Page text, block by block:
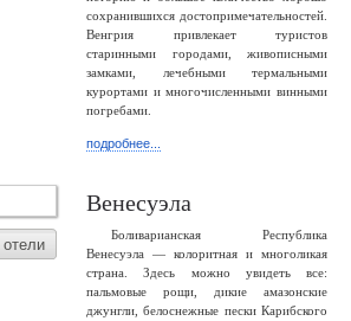
сохранившихся достопримечательностей.
Венгрия привлекает туристов
старинными городами, живописными
замками, лечебными термальными
курортами и многочисленными винными
погребами.
подробнее...
отели
Венесуэла
Боливарианская Республика
Венесуэла — колоритная и многоликая
страна. Здесь можно увидеть все:
пальмовые рощи, дикие амазонские
джунгли, белоснежные пески Карибского